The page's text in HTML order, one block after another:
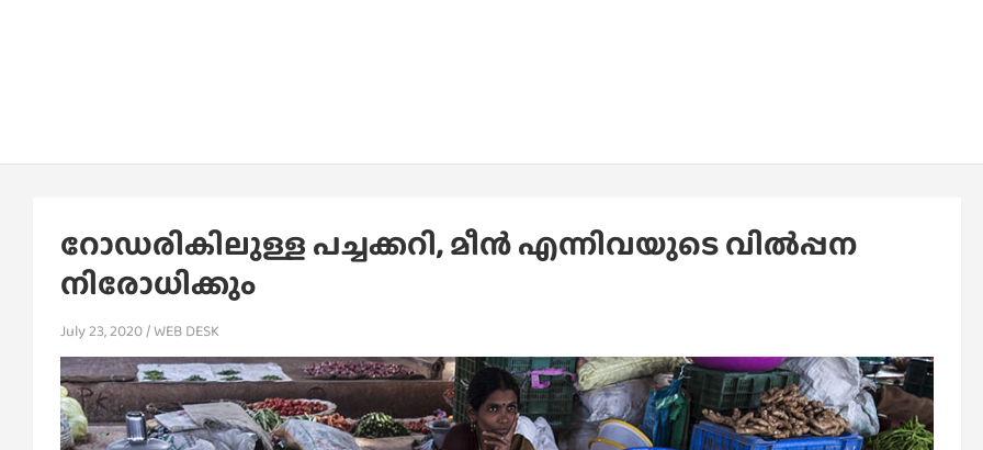
റോഡരികിലുള്ള പച്ചക്കറി, മീൻ എന്നിവയുടെ വിൽപ്പന
നിരോധിക്കും
July 23, 2020 WEB DESK